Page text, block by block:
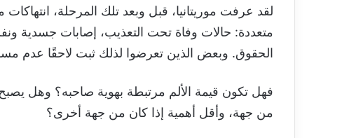
لقد عرفت موريتانيا، قبل وبعد تلك المرحلة،
متعددة: حالات وفاة تحت التعذيب، إصابات جسدية
الحقوق. وبعض الذين تعرضوا لذلك ثبت لاحقًا عدم
فهل تكون قيمة الألم مرتبطة بهوية صاحبه؟ وهل يصبح
من جهة، وأقل أهمية إذا كان من جهة أخرى؟